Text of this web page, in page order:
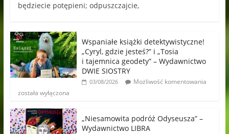
będziecie potępieni; odpuszczajcie,
Wspaniałe książki detektywistyczne!
„Cyryl, gdzie jesteś?” i „Tosia
i tajemnica geodety” – Wydawnictwo
DWIE SIOSTRY
03/08/2026
Możliwość komentowania
została wyłączona
„Niesamowita podróż Odyseusza” –
Wydawnictwo LIBRA